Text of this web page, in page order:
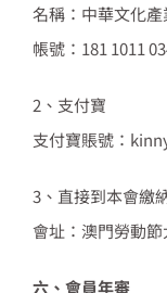
名稱：中華文化
帳號：181 1011
2、支付寶
支付寶賬號：
3、直接到本會繳
會址：澳門勞動
六、會員年審